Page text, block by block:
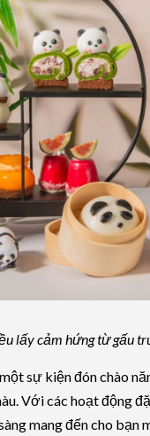
lấy cảm hứng từ gấu
sự kiện đón chào
Với các hoạt động
mang đến cho